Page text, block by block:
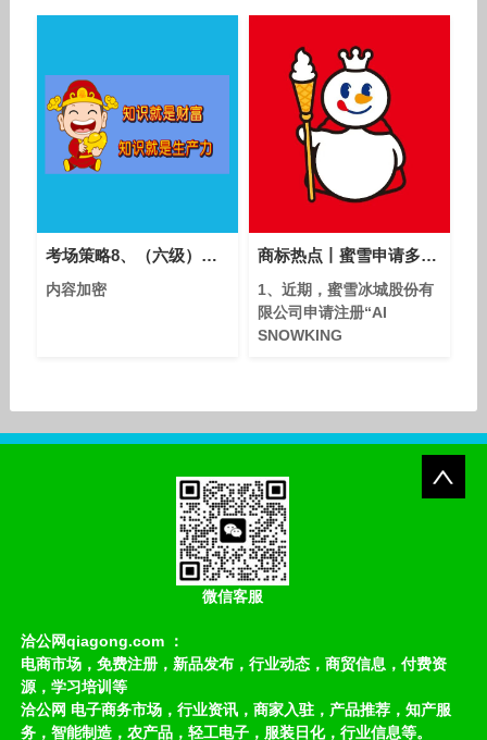
考场策略8、（六级）知识模块8：考场策略
内容加密
商标热点丨蜜雪申请多枚AI相关商标；京东注册“京东拼拼”商标
1、近期，蜜雪冰城股份有
限公司申请注册“AI
SNOWKING
为等待实质审查。 2、
近日，盒马旗下平价社区超
市盒马NB正式更名为“超盒
算NB”。经查询，盒马（中
国）有限公司已申请注册多
枚“
微信客服
洽公网qiagong.com ：
电商市场，免费注册，新品发布，行业动态，商贸信息，付费资
源，学习培训等
洽公网 电子商务市场，行业资讯，商家入驻，产品推荐，知产服
务，智能制造，农产品，轻工电子，服装日化，行业信息等。